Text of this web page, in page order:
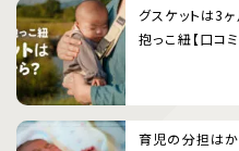
グスケットは3
抱っこ紐【口コミ
育児の分担は